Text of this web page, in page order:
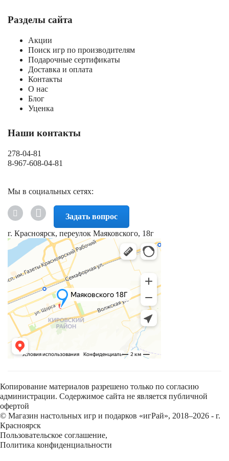
Разделы сайта
Акции
Поиск игр по производителям
Подарочные сертификаты
Доставка и оплата
Контакты
О нас
Блог
Уценка
Наши контакты
278-04-81
8-967-608-04-81
Мы в социальных сетях:
Задать вопрос
г. Красноярск, переулок Маяковского, 18г
Копирование материалов разрешено только по согласию
администрации. Содержимое сайта не является публичной
офертой
© Магазин настольных игр и подарков «игРай», 2018–2026 - г.
Красноярск
Пользовательское соглашение,
Политика конфиденциальности